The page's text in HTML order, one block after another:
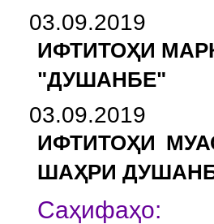
03.09.2019
ИФТИТОҲИ
"ДУШАНБЕ"
03.09.2019
ИФТИТОҲИ
ШАҲРИ